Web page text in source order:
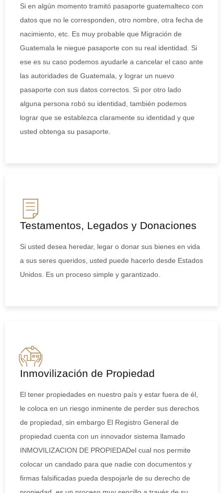
Si en algún momento tramitó pasaporte guatemalteco con
datos que no le corresponden, otro nombre, otra fecha de
nacimiento, etc. Es muy probable que Migración de
Guatemala le niegue pasaporte con su real identidad. Si
ese es su caso podemos ayudarle a cancelar el caso ante
las autoridades de Guatemala, y lograr un nuevo
pasaporte con sus datos correctos. Si por otro lado
alguna persona robó su identidad, también podemos
lograr que se establezca claramente su identidad y que
usted obtenga su pasaporte.
Testamentos, Legados y Donaciones
Si usted desea heredar, legar o donar sus bienes en vida
a sus seres queridos, usted puede hacerlo desde Estados
Unidos. Es un proceso simple y garantizado.
Inmovilización de Propiedad
El tener propiedades en nuestro país y estar fuera de él,
le coloca en un riesgo inminente de perder sus derechos
de propiedad, sin embargo El Registro General de
propiedad cuenta con un innovador sistema llamado
INMOVILIZACION DE PROPIEDADel cual nos permite
colocar un candado para que nadie con documentos y
firmas falsificadas pueda despojarle de su derecho de